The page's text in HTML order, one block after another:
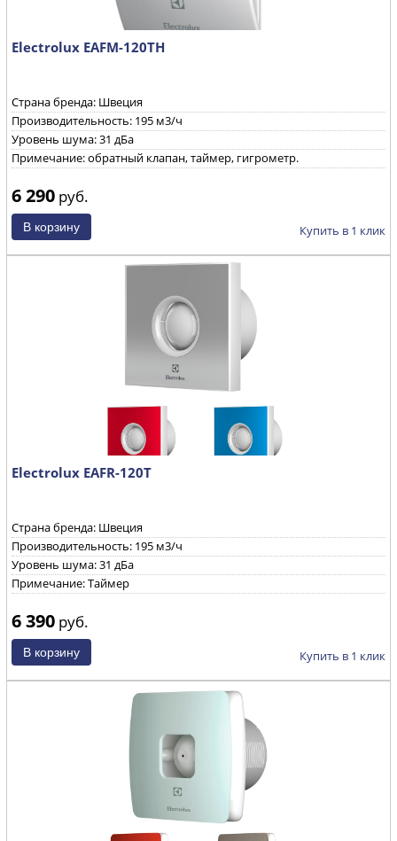
Electrolux EAFM-120TH
Страна бренда: Швеция
Производительность: 195 м3/ч
Уровень шума: 31 дБа
Примечание: обратный клапан, таймер, гигрометр.
6 290 руб.
Купить в 1 клик
Electrolux EAFR-120T
Страна бренда: Швеция
Производительность: 195 м3/ч
Уровень шума: 31 дБа
Примечание: Таймер
6 390 руб.
Купить в 1 клик